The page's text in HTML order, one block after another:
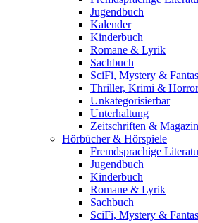
Jugendbuch
Kalender
Kinderbuch
Romane & Lyrik
Sachbuch
SciFi, Mystery &
Thriller, Krimi & Horror
Unkategorisierbar
Unterhaltung
Zeitschriften &
Hörbücher & Hörspiele
Fremdsprachige
Jugendbuch
Kinderbuch
Romane & Lyrik
Sachbuch
SciFi, Mystery &